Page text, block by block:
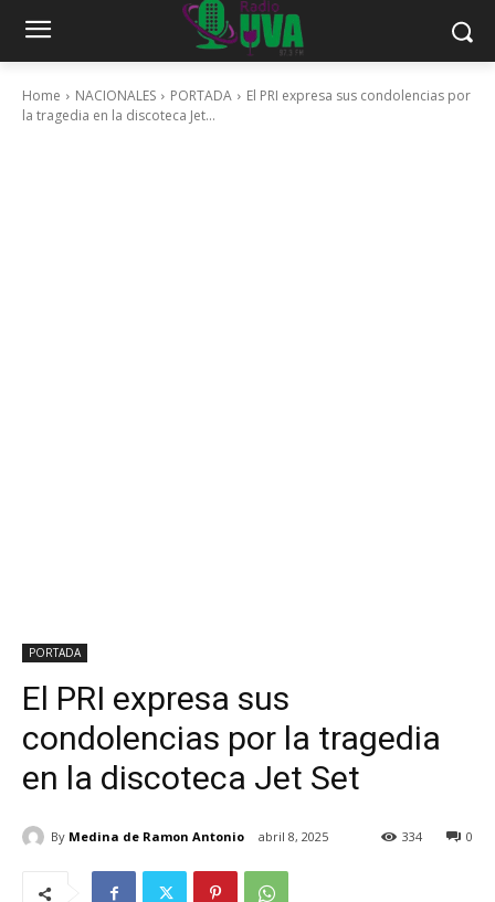
Home NACIONALES PORTADA
El PRI expresa sus condolencias por
la tragedia en la discoteca Jet...
PORTADA
El PRI expresa sus
condolencias por la tragedia
en la discoteca Jet Set
By Medina de Ramon Antonio abril 8, 2025 0
334